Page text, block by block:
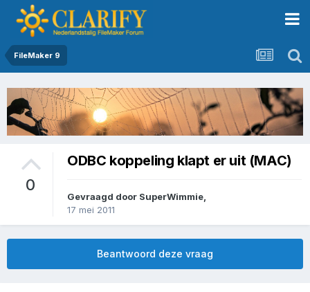
FileMaker 9
0
ODBC koppeling klapt er uit (MAC)
Gevraagd door SuperWimmie
17 mei 2011
Beantwoord deze vraag